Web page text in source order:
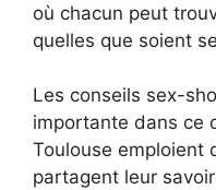
où chacun peut
quelles que soient
Les conseils sex-
importante dans ce
Toulouse emploient
partagent leur